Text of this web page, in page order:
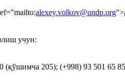
alexey.volkov@undp.org">
учун:
(қўшимча 205); (+998) 93 501 65 85